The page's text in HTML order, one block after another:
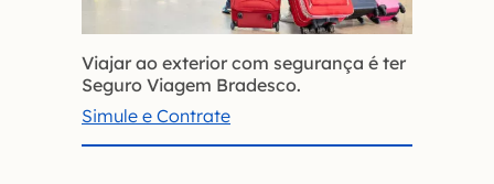
Viajar ao exterior com segurança é ter
Seguro Viagem Bradesco.
Simule e Contrate